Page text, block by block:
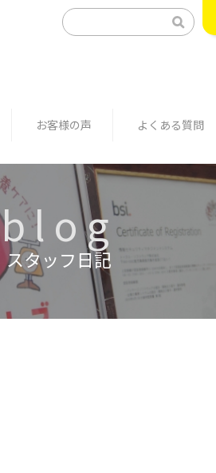
お客様の声 よくある質問
blog
スタッフ日記